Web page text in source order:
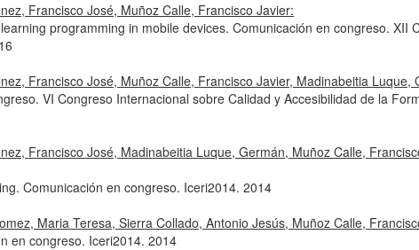
Francisco José, Muñoz Calle, Francisco Javier:
programming in mobile devices. Comunicación en congreso. XII
Francisco José, Muñoz Calle, Francisco Javier, Madinabeitia Luque,
VI Congreso Internacional sobre Calidad y Accesibilidad de la
Francisco José, Madinabeitia Luque, Germán, Muñoz Calle,
Comunicación en congreso. Iceri2014. 2014
Maria Teresa, Sierra Collado, Antonio Jesús, Muñoz Calle,
en congreso. Iceri2014. 2014